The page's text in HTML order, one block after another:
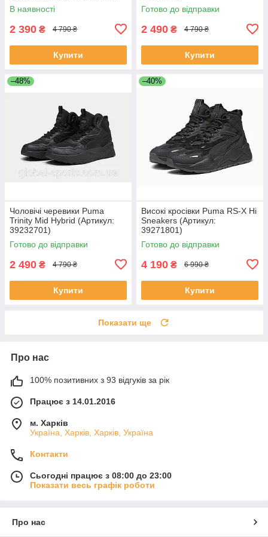
В наявності
2 390 ₴ 4 790 ₴
Купити
Готово до відправки
2 490 ₴ 4 790 ₴
Купити
–48%
Чоловічі черевики Puma
Trinity Mid Hybrid (Артикул:
39232701)
Готово до відправки
2 490 ₴ 4 790 ₴
Купити
–40%
Високі кросівки Puma RS-X Hi
Sneakers (Артикул:
39271801)
Готово до відправки
4 190 ₴ 6 990 ₴
Купити
Показати ще
Про нас
100% позитивних з 93 відгуків за рік
Працює з 14.01.2016
м. Харків
Україна, Харків, Харків, Україна
Контакти
Сьогодні працює з 08:00 до 23:00
Показати весь графік роботи
Про нас